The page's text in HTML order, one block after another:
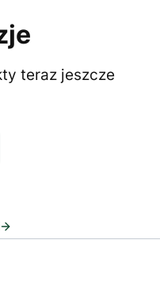
teraz jeszcze